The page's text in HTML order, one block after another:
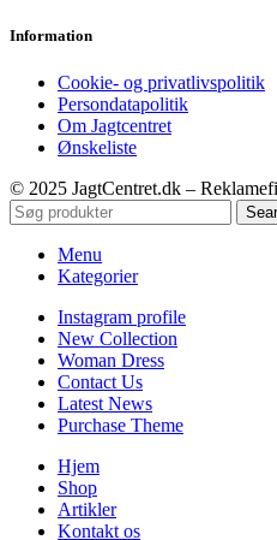
Information
Cookie- og privatlivspolitik
Persondatapolitik
Om Jagtcentret
Ønskeliste
© 2025 JagtCentret.dk –
Menu
Kategorier
Instagram profile
New Collection
Woman Dress
Contact Us
Latest News
Purchase Theme
Hjem
Shop
Artikler
Kontakt os